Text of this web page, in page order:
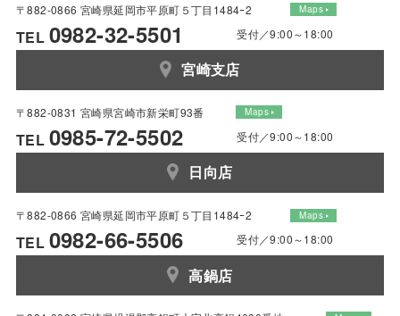
〒882-0866 宮崎県延岡市平原町５丁目1484ｰ2 Maps
TEL 0982-32-5501 受付／9:00～18:00
宮崎支店
〒882-0831 宮崎県宮崎市新栄町93番 Maps
TEL 0985-72-5502 受付／9:00～18:00
日向店
〒882-0866 宮崎県延岡市平原町５丁目1484ｰ2 Maps
TEL 0982-66-5506 受付／9:00～18:00
高鍋店